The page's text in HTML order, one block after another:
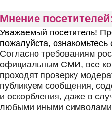
Мнение